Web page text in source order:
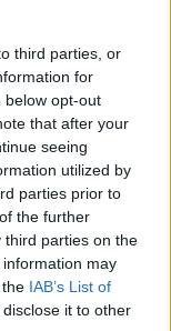
third parties, or
for
below opt-out
that after your
seeing
utilized by
parties prior to
the further
third parties on the
information may
IAB’s List of
it to other
grande
accoglienza
suite: furto da